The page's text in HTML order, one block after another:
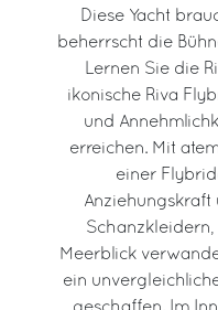
Diese Yacht
beherrscht die
Lernen Sie die
ikonische Riva
und
erreichen. Mit
einer
Anziehungskraft
Schanzkleidern,
Meerblick
ein